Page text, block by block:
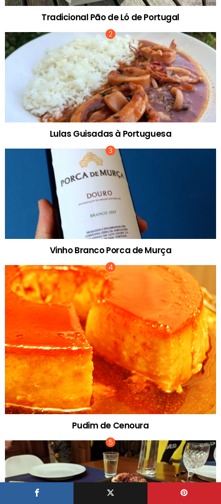
Tradicional Pão de Ló de Portugal
Lulas Guisadas à Portuguesa
Vinho Branco Porca de Murça
Pudim de Cenoura